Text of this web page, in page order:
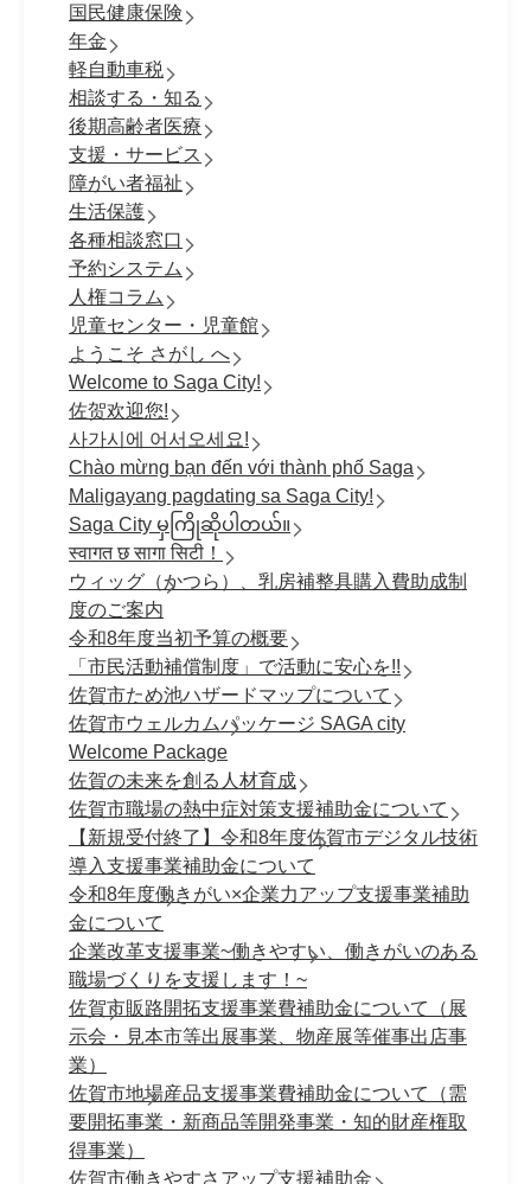
国民健康保険
年金
軽自動車税
相談する・知る
後期高齢者医療
支援・サービス
障がい者福祉
生活保護
各種相談窓口
予約システム
人権コラム
児童センター・児童館
ようこそ さがし へ
Welcome to Saga City!
佐贺欢迎您!
사가시에 어서오세요!
Chào mừng bạn đến với thành phố Saga
Maligayang pagdating sa Saga City!
Saga City မှကြိုဆိုပါတယ်။
स्वागत छ सागा सिटी！
ウィッグ（かつら）、乳房補整具購入費助成制
度のご案内
令和8年度当初予算の概要
「市民活動補償制度」で活動に安心を!!
佐賀市ため池ハザードマップについて
佐賀市ウェルカムパッケージ SAGA city
Welcome Package
佐賀の未来を創る人材育成
佐賀市職場の熱中症対策支援補助金について
【新規受付終了】令和8年度佐賀市デジタル技術
導入支援事業補助金について
令和8年度働きがい×企業力アップ支援事業補助
金について
企業改革支援事業~働きやすい、働きがいのある
職場づくりを支援します！~
佐賀市販路開拓支援事業費補助金について（展
示会・見本市等出展事業、物産展等催事出店事
業）
佐賀市地場産品支援事業費補助金について（需
要開拓事業・新商品等開発事業・知的財産権取
得事業）
佐賀市働きやすさアップ支援補助金